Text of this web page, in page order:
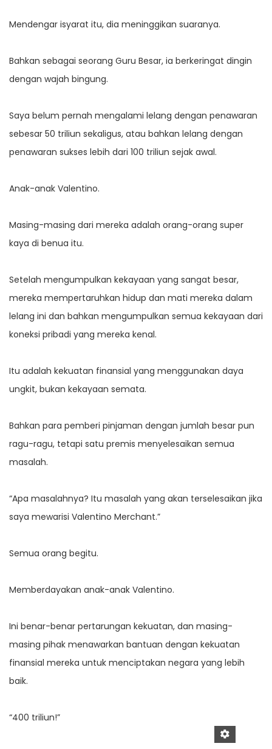
Mendengar isyarat itu, dia meninggikan suaranya.
Bahkan sebagai seorang Guru Besar, ia berkeringat dingin
dengan wajah bingung.
Saya belum pernah mengalami lelang dengan penawaran
sebesar 50 triliun sekaligus, atau bahkan lelang dengan
penawaran sukses lebih dari 100 triliun sejak awal.
Anak-anak Valentino.
Masing-masing dari mereka adalah orang-orang super
kaya di benua itu.
Setelah mengumpulkan kekayaan yang sangat besar,
mereka mempertaruhkan hidup dan mati mereka dalam
lelang ini dan bahkan mengumpulkan semua kekayaan dari
koneksi pribadi yang mereka kenal.
Itu adalah kekuatan finansial yang menggunakan daya
ungkit, bukan kekayaan semata.
Bahkan para pemberi pinjaman dengan jumlah besar pun
ragu-ragu, tetapi satu premis menyelesaikan semua
masalah.
“Apa masalahnya? Itu masalah yang akan terselesaikan jika
saya mewarisi Valentino Merchant.”
Semua orang begitu.
Memberdayakan anak-anak Valentino.
Ini benar-benar pertarungan kekuatan, dan masing-
masing pihak menawarkan bantuan dengan kekuatan
finansial mereka untuk menciptakan negara yang lebih
baik.
“400 triliun!”